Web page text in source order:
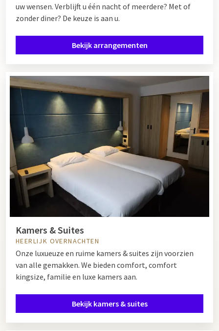
uw wensen. Verblijft u één nacht of meerdere? Met of
zonder diner? De keuze is aan u.
Bekijk arrangementen
Kamers & Suites
HEERLIJK OVERNACHTEN
Onze luxueuze en ruime kamers & suites zijn voorzien
van alle gemakken. We bieden comfort, comfort
kingsize, familie en luxe kamers aan.
Bekijk kamers & suites